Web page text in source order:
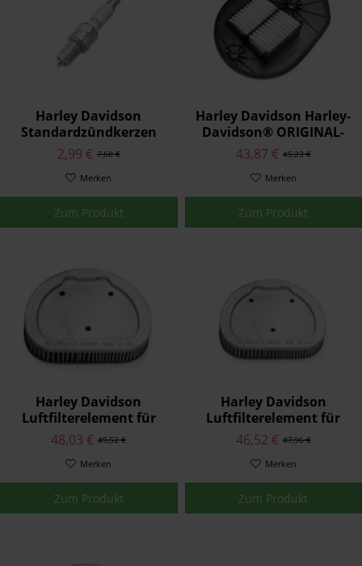
Harley Davidson
Standardzündkerzen
32336-04
7,68 €
2,99 €
Merken
Zum Produkt
Harley Davidson Harley-
Davidson® ORIGINAL-
LUFTFILTERELEMENTE
29400078
45,23 €
43,87 €
Merken
Zum Produkt
Harley Davidson
Luftfilterelement für
Screamin' Eagle Ultra
Classic Electra
Glide29509-06
49,52 €
48,03 €
Merken
Zum Produkt
Harley Davidson
Luftfilterelement für
Touring und Trike
Modelle 29633-08
47,96 €
46,52 €
Merken
Zum Produkt